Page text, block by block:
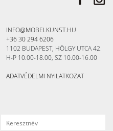
INFO@MOBELKUNST.HU
+36 30 294 6206
1102 BUDAPEST, HÖLGY UTCA 42.
H-P 10.00-18.00, SZ 10.00-16.00
ADATVÉDELMI NYILATKOZAT